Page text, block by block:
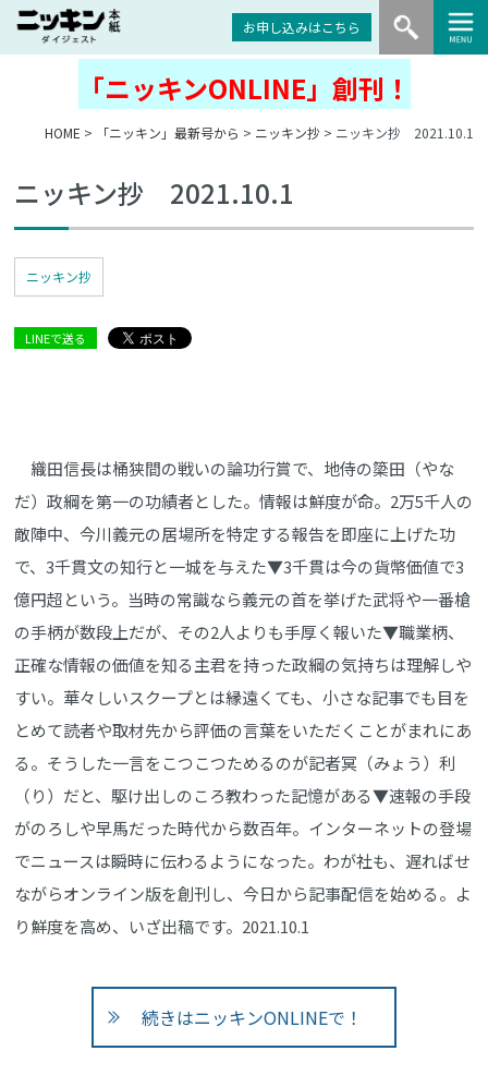
お申し込みはこちら
「ニッキンONLINE」創刊！
HOME > 「ニッキン」最新号から > ニッキン抄 > ニッキン抄 2021.10.1
ニッキン抄 2021.10.1
ニッキン抄
LINEで送る
織田信長は桶狭間の戦いの論功行賞で、地侍の簗田（やな
だ）政綱を第一の功績者とした。情報は鮮度が命。2万5千人の
敵陣中、今川義元の居場所を特定する報告を即座に上げた功
で、3千貫文の知行と一城を与えた▼3千貫は今の貨幣価値で3
億円超という。当時の常識なら義元の首を挙げた武将や一番槍
の手柄が数段上だが、その2人よりも手厚く報いた▼職業柄、
正確な情報の価値を知る主君を持った政綱の気持ちは理解しや
すい。華々しいスクープとは縁遠くても、小さな記事でも目を
とめて読者や取材先から評価の言葉をいただくことがまれにあ
る。そうした一言をこつこつためるのが記者冥（みょう）利
（り）だと、駆け出しのころ教わった記憶がある▼速報の手段
がのろしや早馬だった時代から数百年。インターネットの登場
でニュースは瞬時に伝わるようになった。わが社も、遅ればせ
ながらオンライン版を創刊し、今日から記事配信を始める。よ
り鮮度を高め、いざ出稿です。2021.10.1
続きはニッキンONLINEで！